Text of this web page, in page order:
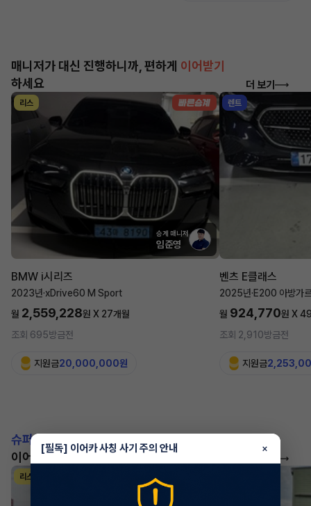
매니저가 대신 진행하니까, 편하게 이어받기
하세요
더 보기
리스
승계 매니저
임준영
BMW i시리즈
2023년·xDrive60 M Sport
월 2,559,228원 X 27개월
조회 695방금전
지원금20,000,000원
렌트
벤츠 E클래스
2025년·E200 아방가
월 924,770원 X
조회 2,910방금전
지원금
슈퍼카!
이어카에서 좋은 조건으로 만나보세요
리스
[필독] 이어카 사칭 사기 주의 안내 ×